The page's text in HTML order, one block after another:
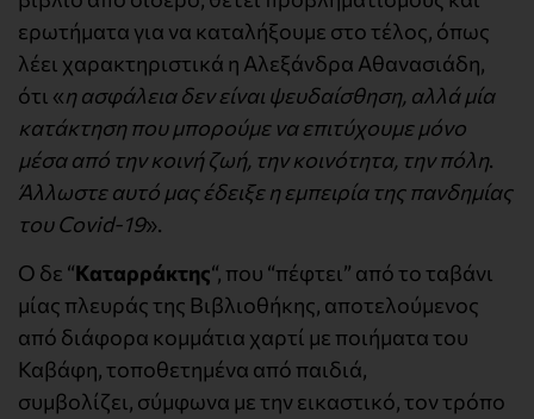
ερωτήματα για να καταλήξουμε στο τέλος, όπως
λέει χαρακτηριστικά η Αλεξάνδρα Αθανασιάδη,
ότι «η ασφάλεια δεν είναι ψευδαίσθηση, αλλά μία
κατάκτηση που μπορούμε να επιτύχουμε μόνο
μέσα από την κοινή ζωή, την κοινότητα, την πόλη.
Άλλωστε αυτό μας έδειξε η εμπειρία της πανδημίας
του Covid-19».
Ο δε “Καταρράκτης“, που “πέφτει” από το ταβάνι
μίας πλευράς της Βιβλιοθήκης, αποτελούμενος
από διάφορα κομμάτια χαρτί με ποιήματα του
Καβάφη, τοποθετημένα από παιδιά,
συμβολίζει, σύμφωνα με την εικαστικό, τον τρόπο